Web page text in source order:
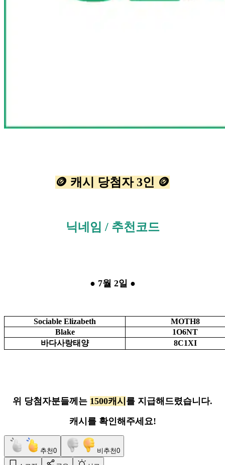
🪙 캐시 당첨자 3인 🪙
닉네임 / 추천코드
● 7월 2일 ●
Sociable Elizabeth
MOTH8
Blake
1O6NT
바다사랑태양
8C1XI
위 당첨자분들께는 1500캐시 를 지급해드렸습니다.
캐시를 확인해주세요!
추천0 비추천0